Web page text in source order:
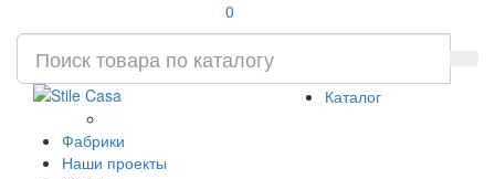
0
Каталог
Фабрики
Наши проекты